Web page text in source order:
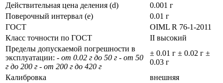
Действительная цена деления (d)
0.001 г
Поверочный интервал (е)
0.01 г
ГОСТ
OIML R 76-1-2011
Класс точности по ГОСТ
II высокий
Пределы допускаемой погрешности в
эксплуатации: - от 0.02 г до 50 г - от 50
г до 200 г - от 200 г до 420 г
± 0.01 г ± 0.02 г ±
0.03 г
Калибровка
внешняя